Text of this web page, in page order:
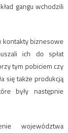
gangu wchodzili
kontakty biznesowe
ich do spłat
tym pobiciem czy
się także produkcją
były następnie
województwa